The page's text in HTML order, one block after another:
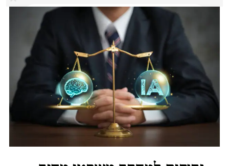
Technology Law
דיני חוזים
דיני משפחה